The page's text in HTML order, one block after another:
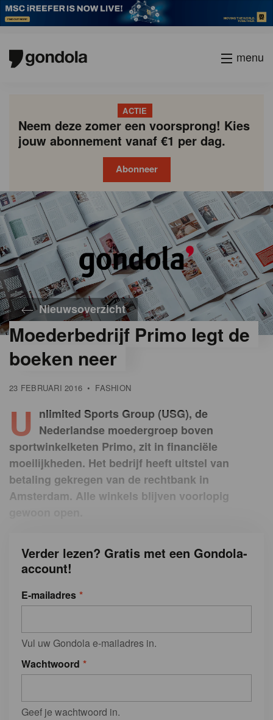
menu
ACTIE
Neem deze zomer een voorsprong! Kies
jouw abonnement vanaf €1 per dag.
Abonneer
Nieuwsoverzicht
Moederbedrijf Primo legt de
boeken neer
23 FEBRUARI 2016 • FASHION
U nlimited Sports Group (USG), de
Nederlandse moedergroep boven
sportwinkelketen Primo, zit in financiële
moeilijkheden. Het bedrijf heeft uitstel van
betaling gekregen van de rechtbank in
Amsterdam. Alle winkels blijven voorlopig
Verder lezen? Gratis met een Gondola-
account!
E-mailadres
Vul uw Gondola e-mailadres in.
Wachtwoord
Geef je wachtwoord in.
Gondola
academy
Gondola
society